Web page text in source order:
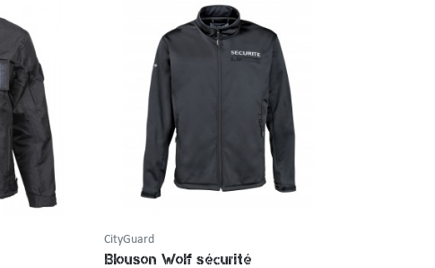
CityGuard
Blouson Wolf sécurité